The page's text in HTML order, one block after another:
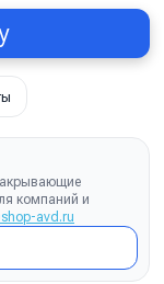
компаний и
avd.ru